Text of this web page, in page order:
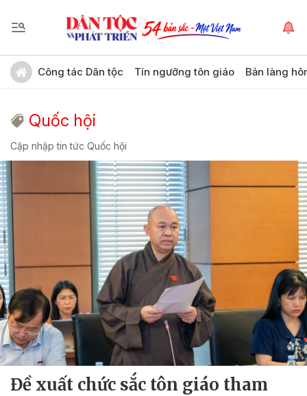
Công tác Dân tộc Tín ngưỡng tôn giáo Bản làng
Quốc hội
Cập nhập tin tức Quốc hội
Đề xuất chức sắc tôn giáo tham